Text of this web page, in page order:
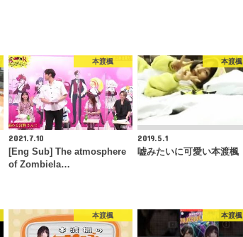
本渡楓
2021.7.10
[Eng Sub] The atmosphere
of Zombiela…
本渡楓
2019.5.1
嘘みたいに可愛い本渡楓
本渡楓 本渡楓